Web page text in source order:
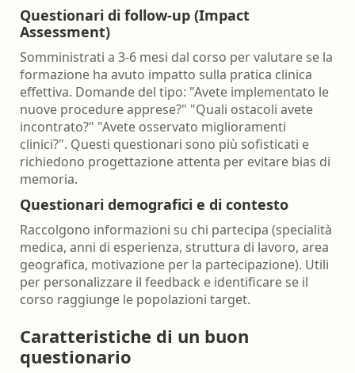
Questionari di follow-up (Impact
Assessment)
Somministrati a 3-6 mesi dal corso per valutare se la
formazione ha avuto impatto sulla pratica clinica
effettiva. Domande del tipo: "Avete implementato le
nuove procedure apprese?" "Quali ostacoli avete
incontrato?" "Avete osservato miglioramenti
clinici?". Questi questionari sono più sofisticati e
richiedono progettazione attenta per evitare bias di
memoria.
Questionari demografici e di contesto
Raccolgono informazioni su chi partecipa (specialità
medica, anni di esperienza, struttura di lavoro, area
geografica, motivazione per la partecipazione). Utili
per personalizzare il feedback e identificare se il
corso raggiunge le popolazioni target.
Caratteristiche di un buon
questionario